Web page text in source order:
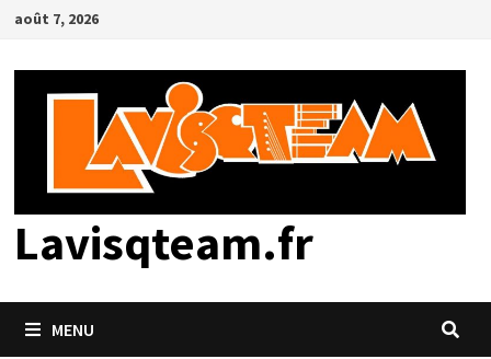
Passer
contenu
août 7, 2026
Lavisqteam.fr
MENU